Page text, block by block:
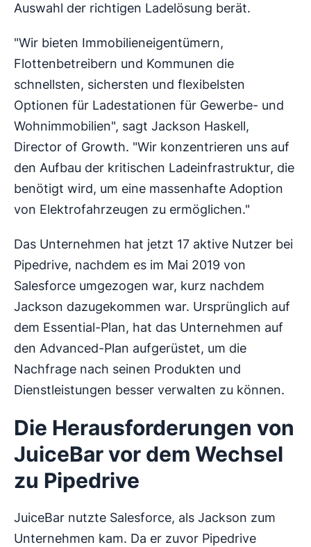
Auswahl der richtigen Ladelösung berät.
"Wir bieten Immobilieneigentümern,
Flottenbetreibern und Kommunen die
schnellsten, sichersten und flexibelsten
Optionen für Ladestationen für Gewerbe- und
Wohnimmobilien", sagt Jackson Haskell,
Director of Growth. "Wir konzentrieren uns auf
den Aufbau der kritischen Ladeinfrastruktur, die
benötigt wird, um eine massenhafte Adoption
von Elektrofahrzeugen zu ermöglichen."
Das Unternehmen hat jetzt 17 aktive Nutzer bei
Pipedrive, nachdem es im Mai 2019 von
Salesforce umgezogen war, kurz nachdem
Jackson dazugekommen war. Ursprünglich auf
dem Essential-Plan, hat das Unternehmen auf
den Advanced-Plan aufgerüstet, um die
Nachfrage nach seinen Produkten und
Dienstleistungen besser verwalten zu können.
Die Herausforderungen von
JuiceBar vor dem Wechsel
zu Pipedrive
JuiceBar nutzte Salesforce, als Jackson zum
Unternehmen kam. Da er zuvor Pipedrive